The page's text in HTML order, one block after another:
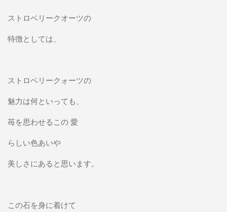
ストロベリークオーツの
特徴としては、
ストロベリークォーツの
魅力は何といっても、
苺を思わせるこの 愛
らしい色あいや
美しさにあると思います。
この石を身に着けて